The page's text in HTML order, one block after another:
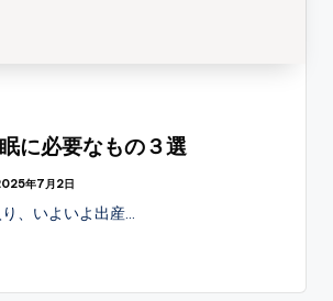
に必要なもの３選
年7月2日
、いよいよ出産…